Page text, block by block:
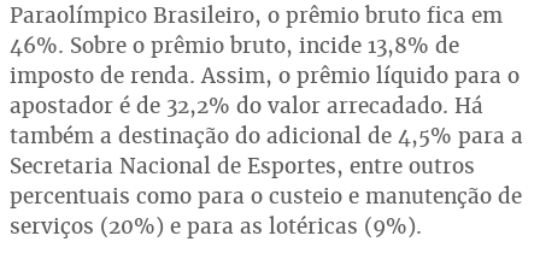
Paraolímpico Brasileiro, o prêmio bruto fica em
46%. Sobre o prêmio bruto, incide 13,8% de
imposto de renda. Assim, o prêmio líquido para o
apostador é de 32,2% do valor arrecadado. Há
também a destinação do adicional de 4,5% para a
Secretaria Nacional de Esportes, entre outros
percentuais como para o custeio e manutenção de
serviços (20%) e para as lotéricas (9%).